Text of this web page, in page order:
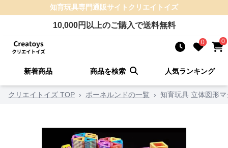
知育玩具専門通販サイト クリエイトイズ
10,000円以上のご購入で送料無料
0 0
新着商品 商品を検索 人気ランキング
クリエイトイズ TOP › ポーネルンドの一覧 › 知育玩具 立体図形